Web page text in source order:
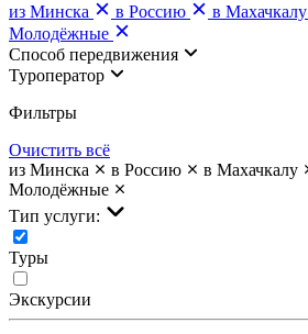
из Минска
в Россию в Махачкалу
Молодёжные
Cпособ передвижения
Туроператор
Фильтры
Очистить всё
из Минска
в Россию в Махачкалу
Молодёжные
Тип услуги:
Туры
Экскурсии